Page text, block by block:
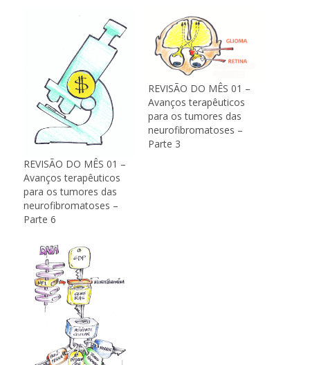
REVISÃO DO MÊS 01 –
Avanços terapêuticos
para os tumores das
neurofibromatoses –
Parte 6
REVISÃO DO MÊS 01 –
Avanços terapêuticos
para os tumores das
neurofibromatoses –
Parte 3